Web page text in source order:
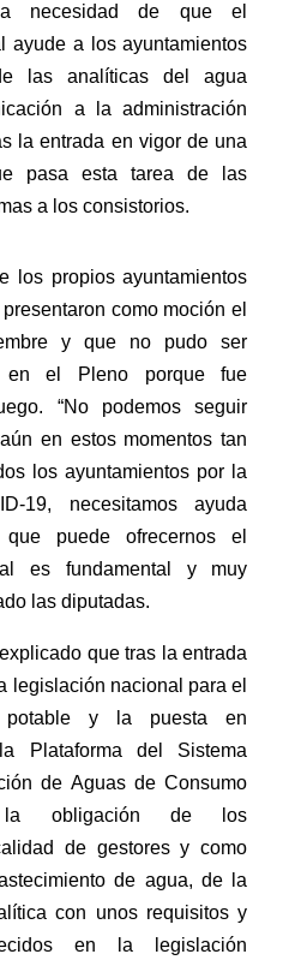
necesidad de que el
ayude a los ayuntamientos
las analíticas del agua
a la administración
la entrada en vigor de una
pasa esta tarea de las
a los consistorios.
los propios ayuntamientos
como moción el
y que no pudo ser
en el Pleno porque fue
“No podemos seguir
en estos momentos tan
los ayuntamientos por la
19, necesitamos ayuda
puede ofrecernos el
es fundamental y muy
las diputadas.
que tras la entrada
legislación nacional para el
y la puesta en
Plataforma del Sistema
de Aguas de Consumo
la obligación de los
de gestores y como
de agua, de la
con unos requisitos y
en la legislación